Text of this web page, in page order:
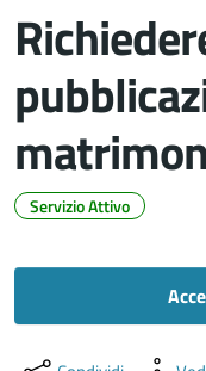
Servizio Attivo